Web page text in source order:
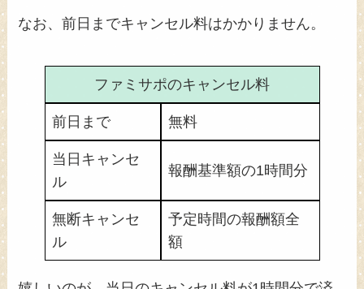
なお、前日までキャンセル料はかかりません。
ファミサポのキャンセル料
前日まで 無料
当日キャンセ
ル
報酬基準額の1時間分
無断キャンセ
ル
予定時間の報酬額全
額